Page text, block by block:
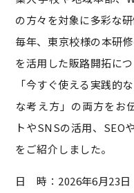
の方々を対象に多彩な
毎年、東京校様の本研
を活用した販路開拓に
「今すぐ使える実践的
な考え方」の両方をお
トやSNSの活用、SEO
をご紹介しました。
日 時：2026年6月23日